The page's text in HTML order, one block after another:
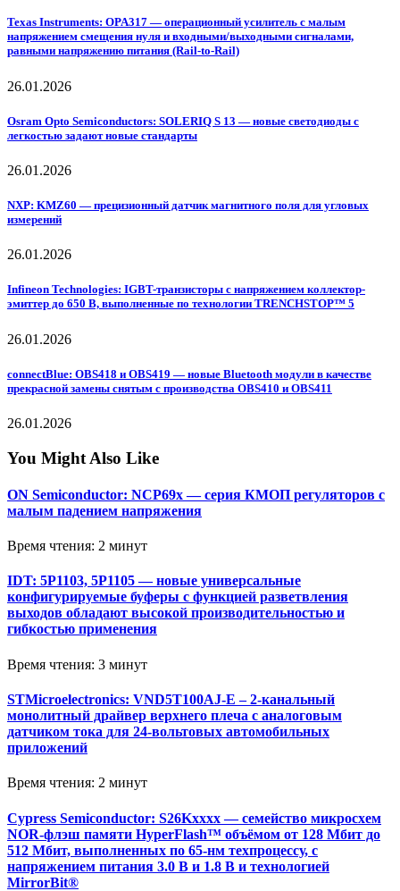
Texas Instruments: OPA317 — операционный усилитель с малым
напряжением смещения нуля и входными/выходными сигналами,
равными напряжению питания (Rail-to-Rail)
26.01.2026
Osram Opto Semiconductors: SOLERIQ S 13 — новые светодиоды с
легкостью задают новые стандарты
26.01.2026
NXP: KMZ60 — прецизионный датчик магнитного поля для угловых
измерений
26.01.2026
Infineon Technologies: IGBT-транзисторы с напряжением коллектор-
эмиттер до 650 В, выполненные по технологии TRENCHSTOP™ 5
26.01.2026
connectBlue: OBS418 и OBS419 — новые Bluetooth модули в качестве
прекрасной замены снятым с производства OBS410 и OBS411
26.01.2026
You Might Also Like
ON Semiconductor: NCP69x — серия КМОП регуляторов с
малым падением напряжения
Время чтения: 2 минут
IDT: 5P1103, 5P1105 — новые универсальные
конфигурируемые буферы с функцией разветвления
выходов обладают высокой производительностью и
гибкостью применения
Время чтения: 3 минут
STMicroelectronics: VND5T100AJ-E – 2-канальный
монолитный драйвер верхнего плеча с аналоговым
датчиком тока для 24-вольтовых автомобильных
приложений
Время чтения: 2 минут
Cypress Semiconductor: S26Kxxxx — cемейство микросхем
NOR-флэш памяти HyperFlash™ объёмом от 128 Мбит до
512 Мбит, выполненных по 65-нм техпроцессу, с
напряжением питания 3.0 В и 1.8 В и технологией
MirrorBit®